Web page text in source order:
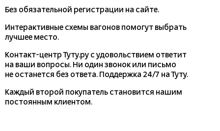
Без обязательной регистрации на сайте.
Интерактивные схемы вагонов помогут выбрать
лучшее место.
Контакт-центр Туту.ру с удовольствием ответит
на ваши вопросы. Ни один звонок или письмо
не останется без ответа. Поддержка 24/7 на Туту.
Каждый второй покупатель становится нашим
постоянным клиентом.